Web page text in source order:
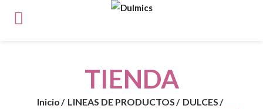
TIENDA
Inicio LINEAS DE PRODUCTOS
DULCES